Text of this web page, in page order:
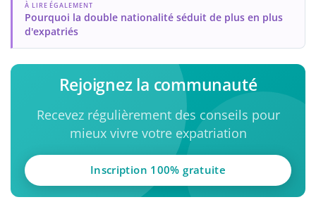
À LIRE ÉGALEMENT
Pourquoi la double nationalité séduit de plus en plus
d'expatriés
Rejoignez la communauté
Recevez régulièrement des conseils pour
mieux vivre votre expatriation
Inscription 100% gratuite